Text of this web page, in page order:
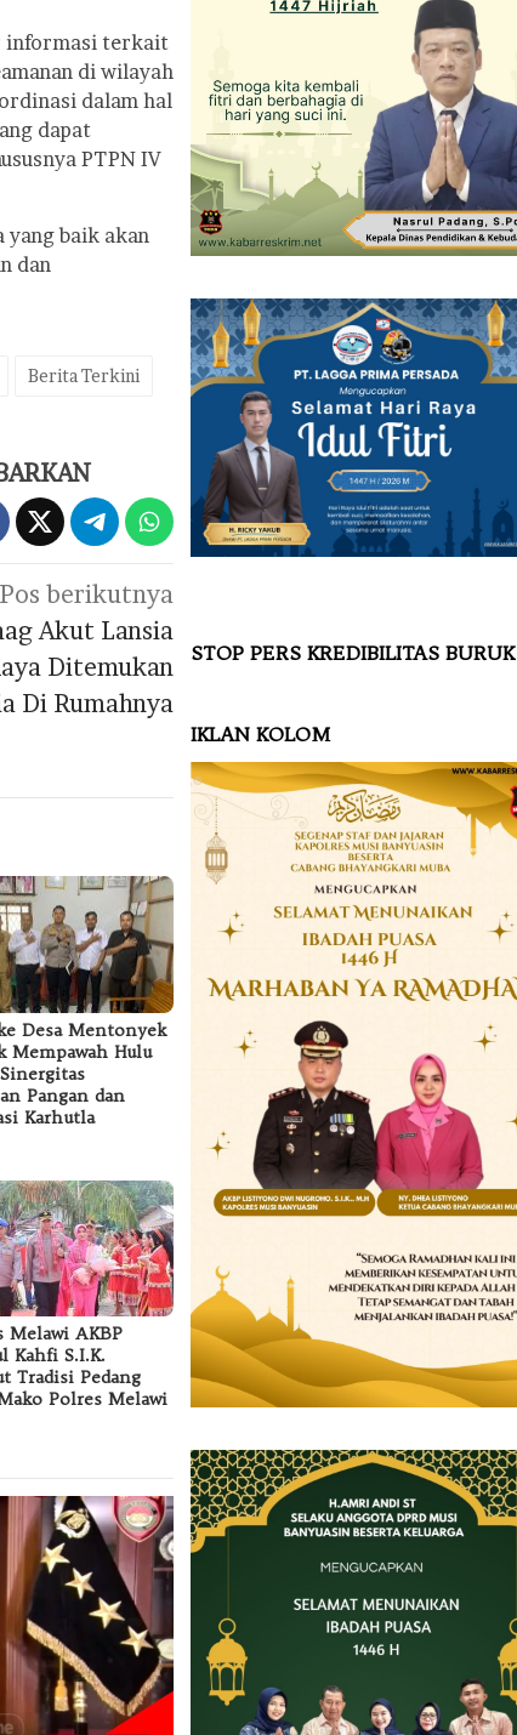
informasi terkait
di wilayah
dalam hal
dapat
PTPN IV
yang baik akan
dan
Berita Terkini
Pos berikutnya
Akut Lansia
Ditemukan
Di Rumahnya
Desa Mentonyek
Mempawah Hulu
Pangan dan
Karhutla
Melawi AKBP
Kahfi S.I.K.
Tradisi Pedang
Polres Melawi
STOP PERS KREDIBILITAS BURUK
IKLAN KOLOM